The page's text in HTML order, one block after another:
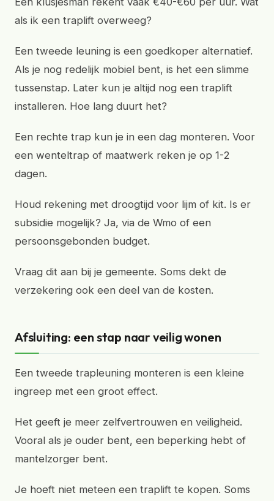
als ik een traplift overweeg?
Een tweede leuning is een goedkoper alternatief.
Als je nog redelijk mobiel bent, is het een slimme
tussenstap. Later kun je altijd nog een traplift
installeren. Hoe lang duurt het?
Een rechte trap kun je in een dag monteren. Voor
een wenteltrap of maatwerk reken je op 1-2
dagen.
Houd rekening met droogtijd voor lijm of kit. Is er
subsidie mogelijk? Ja, via de Wmo of een
persoonsgebonden budget.
Vraag dit aan bij je gemeente. Soms dekt de
verzekering ook een deel van de kosten.
Afsluiting: een stap naar veilig wonen
Een tweede trapleuning monteren is een kleine
ingreep met een groot effect.
Het geeft je meer zelfvertrouwen en veiligheid.
Vooral als je ouder bent, een beperking hebt of
mantelzorger bent.
Je hoeft niet meteen een traplift te kopen. Soms